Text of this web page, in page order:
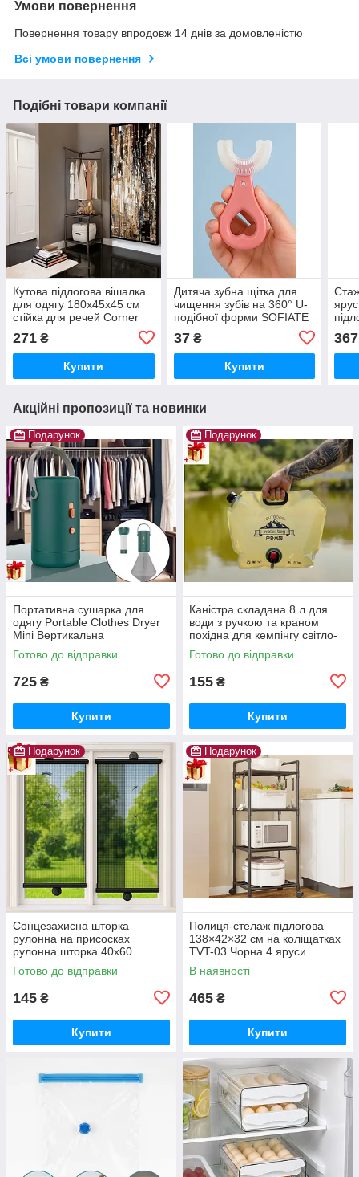
Умови повернення
Повернення товару впродовж 14 днів за домовленістю
Всі умови повернення
Подібні товари компанії
Кутова підлогова вішалка
для одягу 180х45х45 см
стійка для речей Corner
271 ₴
Купити
Дитяча зубна щітка для
чищення зубів на 360° U-
подібної форми SOFIATE
для діток 1-4 роки Дитяча
силіконова
37₴
Купити
367
Акційні пропозиції та новинки
Подарунок
Портативна сушарка для
одягу Portable Clothes Dryer
Mini Вертикальна
електросушарка для одягу
Готово до відправки
725 ₴
Купити
Подарунок
Каністра складана 8 л для
води з ручкою та краном
похідна для кемпінгу світло-
зелена
Готово до відправки
155 ₴
Купити
Подарунок
Сонцезахисна шторка
рулонна на присосках
рулонна шторка 40x60
Шторка-ролет від соло
рулонна шторка
Готово до відправки
145 ₴
Купити
Подарунок
Полиця-стелаж підлогова
138×42×32 см на коліщатках
TVT-03 Чорна 4 яруси
В наявності
465 ₴
Купити